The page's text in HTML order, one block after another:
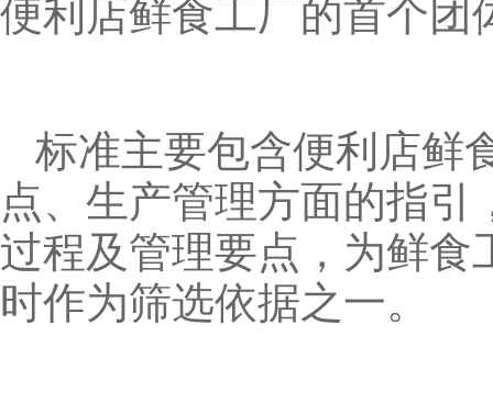
标准主要包含便利店鲜
点、生产管理方面的指
过程及管理要点，为鲜
时作为筛选依据之一。